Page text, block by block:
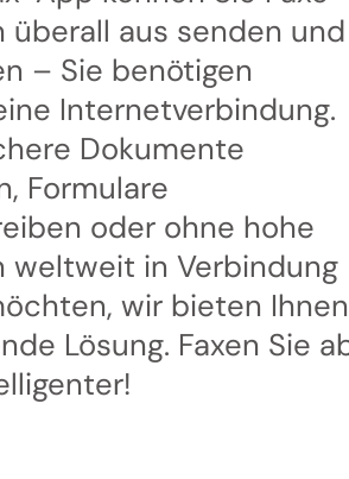
überall aus senden und
– Sie benötigen
Internetverbindung.
Dokumente
Formulare
oder ohne hohe
weltweit in Verbindung
wir bieten Ihnen
Lösung. Faxen Sie